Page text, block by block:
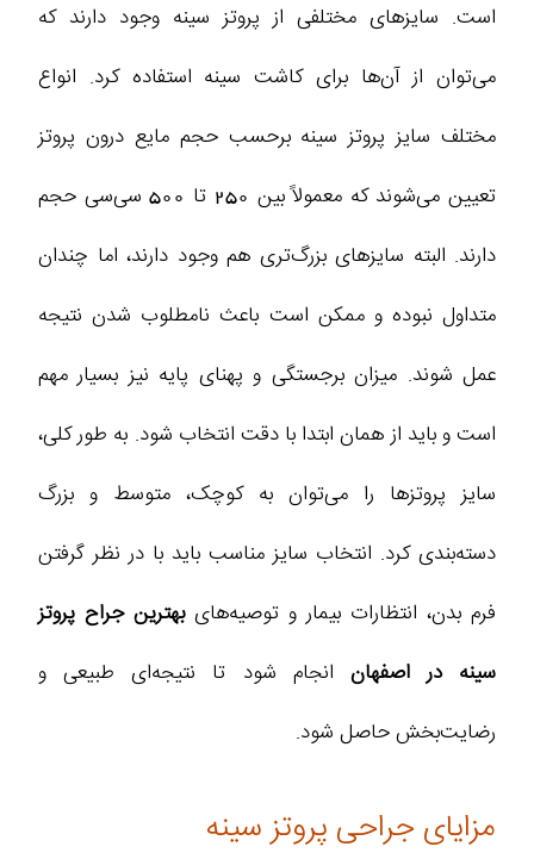
است. سایزهای مختلفی از پروتز سینه وجود دارند که
می‌توان از آن‌ها برای کاشت سینه استفاده کرد. انواع
مختلف سایز پروتز سینه برحسب حجم مایع درون پروتز
تعیین می‌شوند که معمولاً بین 250 تا 500 سی‌سی حجم
دارند. البته سایزهای بزرگ‌تری هم وجود دارند، اما چندان
متداول نبوده و ممکن است باعث نامطلوب شدن نتیجه
عمل شوند. میزان برجستگی و پهنای پایه نیز بسیار مهم
است و باید از همان ابتدا با دقت انتخاب شود. به طور کلی،
سایز پروتزها را می‌توان به کوچک، متوسط و بزرگ
دسته‌بندی کرد. انتخاب سایز مناسب باید با در نظر گرفتن
فرم بدن، انتظارات بیمار و توصیه‌های بهترین جراح پروتز
سینه در اصفهان انجام شود تا نتیجه‌ای طبیعی و
رضایت‌بخش حاصل شود.
مزایای جراحی پروتز سینه